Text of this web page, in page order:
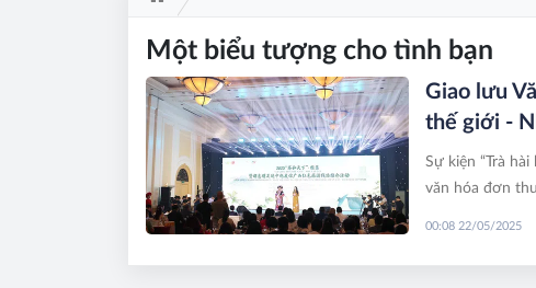
Một biểu tượng cho tình bạn
Giao lưu
thế giới -
Sự kiện “Trà
văn hóa đơn
là sáng kiến
00:08 22/05/2025